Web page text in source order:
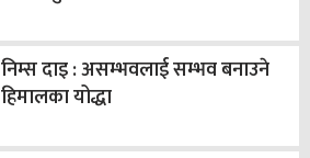
निम्स दाइ : असम्भवलाई सम्भव बनाउने
हिमालका योद्धा